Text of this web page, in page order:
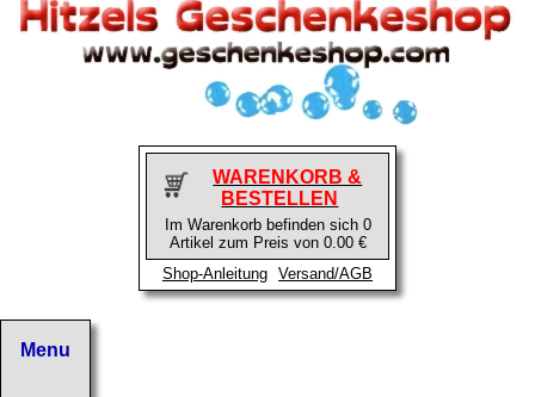
WARENKORB &
BESTELLEN
Im Warenkorb befinden sich 0
Artikel zum Preis von 0.00 €
Shop-Anleitung
Versand/AGB